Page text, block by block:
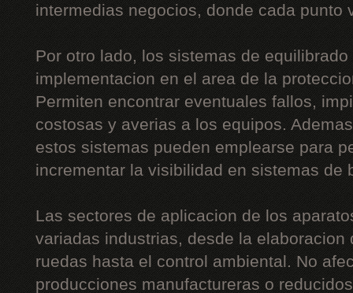
intermedias negocios, donde cada punto
Por otro lado, los sistemas de
implementacion en el area de la
Permiten encontrar eventuales fallos,
costosas y averias a los equipos.
estos sistemas pueden emplearse para
incrementar la visibilidad en sistemas de
Las sectores de aplicacion de los
variadas industrias, desde la elaboracion
ruedas hasta el control ambiental. No
producciones manufactureras o